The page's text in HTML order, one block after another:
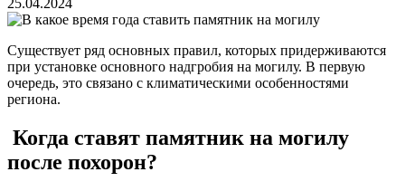
Существует ряд основных правил, которых придерживаются
при установке основного надгробия на могилу. В первую
очередь, это связано с климатическими особенностями
региона.
Когда ставят памятник на могилу
после похорон?